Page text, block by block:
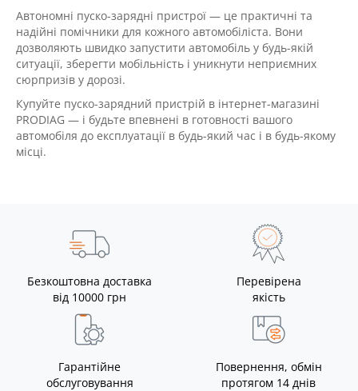
Автономні пуско-зарядні пристрої — це практичні та
надійні помічники для кожного автомобіліста. Вони
дозволяють швидко запустити автомобіль у будь-якій
ситуації, зберегти мобільність і уникнути неприємних
сюрпризів у дорозі.
Купуйте пуско-зарядний пристрій в інтернет-магазині
PRODIAG — і будьте впевнені в готовності вашого
автомобіля до експлуатації в будь-який час і в будь-якому
місці.
Безкоштовна доставка
від 10000 грн
Перевірена
якість
Гарантійне
обслуговування
Повернення, обмін
протягом 14 днів